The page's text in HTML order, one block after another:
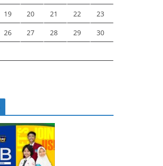
19 20 21 22 23
26 27 28 29 30